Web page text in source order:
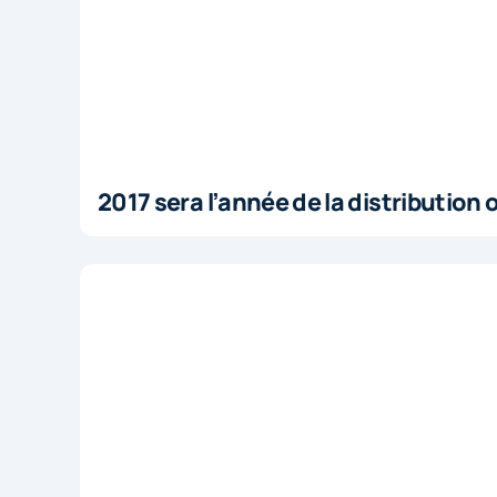
2017 sera l’année de la distribution